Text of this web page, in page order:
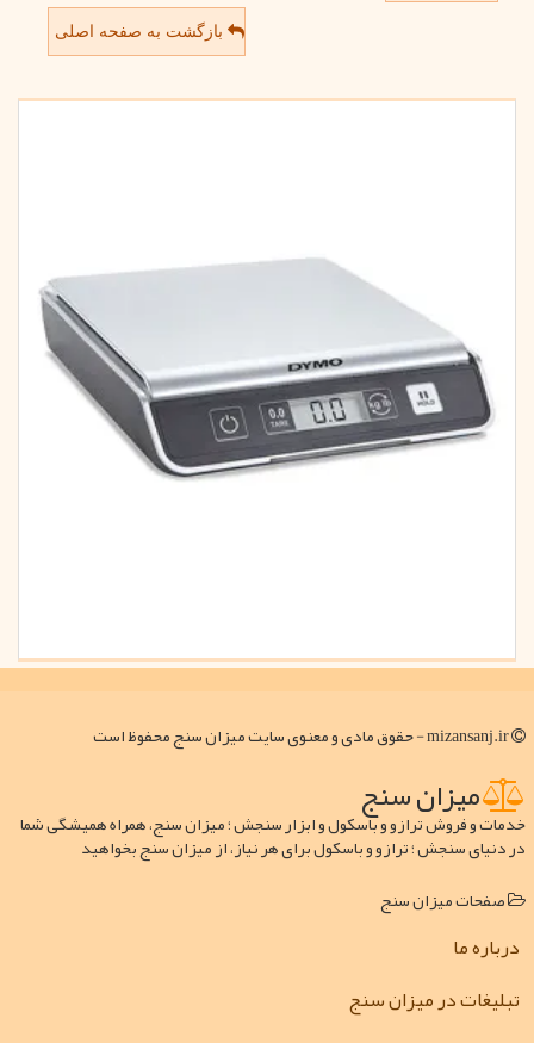
بازگشت به صفحه اصلی
میزان سنج
خدمات و فروش ترازو و باسکول و ابزار سنجش ؛ میزان سنج، همراه همیشگی شما
در دنیای سنجش ؛ ترازو و باسکول برای هر نیاز، از میزان سنج بخواهید
صفحات میزان سنج
درباره ما
تبلیغات در میزان سنج